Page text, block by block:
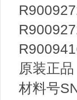
原装正
材料号